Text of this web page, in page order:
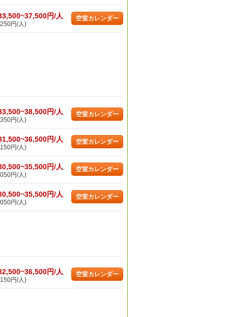
円/人
円/人)
空室カレンダー
円/人
円/人)
空室カレンダー
円/人
円/人)
空室カレンダー
円/人
円/人)
空室カレンダー
円/人
円/人)
空室カレンダー
円/人
円/人)
空室カレンダー